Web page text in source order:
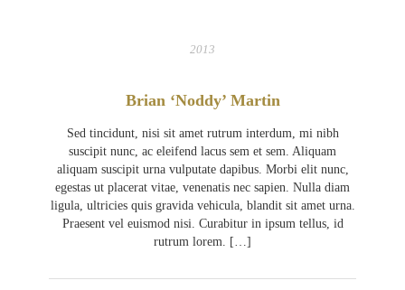
2013
Brian ‘Noddy’ Martin
Sed tincidunt, nisi sit amet rutrum interdum, mi nibh
suscipit nunc, ac eleifend lacus sem et sem. Aliquam
aliquam suscipit urna vulputate dapibus. Morbi elit nunc,
egestas ut placerat vitae, venenatis nec sapien. Nulla diam
ligula, ultricies quis gravida vehicula, blandit sit amet urna.
Praesent vel euismod nisi. Curabitur in ipsum tellus, id
rutrum lorem. […]